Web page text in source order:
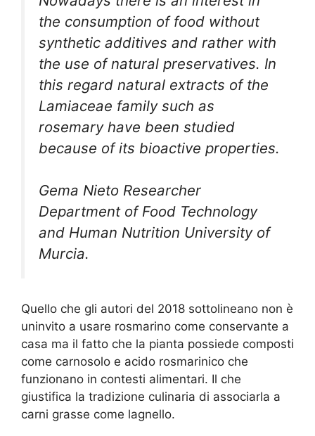
the consumption of food without
synthetic additives and rather with
the use of natural preservatives. In
this regard natural extracts of the
Lamiaceae family such as
rosemary have been studied
because of its bioactive properties.
Gema Nieto Researcher
Department of Food Technology
and Human Nutrition University of
Murcia.
Quello che gli autori del 2018 sottolineano non è
uninvito a usare rosmarino come conservante a
casa ma il fatto che la pianta possiede composti
come carnosolo e acido rosmarinico che
funzionano in contesti alimentari. Il che
giustifica la tradizione culinaria di associarla a
carni grasse come lagnello.